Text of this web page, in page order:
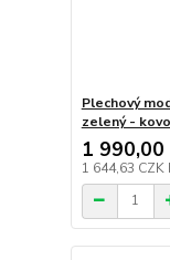
Plechový
zelený -
1 990,00
1 644,63 CZK